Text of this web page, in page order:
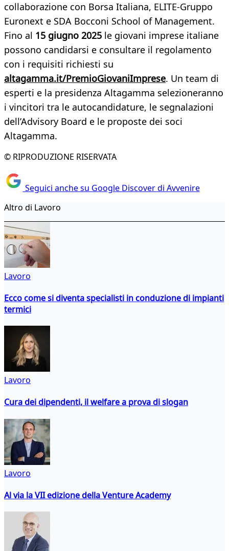
collaborazione con Borsa Italiana, ELITE-Gruppo
Euronext e SDA Bocconi School of Management.
Fino al 15 giugno 2025 le giovani imprese italiane
possono candidarsi e consultare il regolamento
con i requisiti richiesti su
altagamma.it/PremioGiovaniImprese. Un team di
esperti e la presidenza Altagamma selezioneranno
i vincitori tra le autocandidature, le segnalazioni
dell’Advisory Board e le proposte dei soci
Altagamma.
© RIPRODUZIONE RISERVATA
Seguici anche su Google Discover di Avvenire
Altro di Lavoro
Lavoro
Ecco come si diventa specialisti in conduzione di impianti
termici
Lavoro
Cura dei dipendenti, il welfare a prova di slogan
Lavoro
Al via la VII edizione della Venture Academy